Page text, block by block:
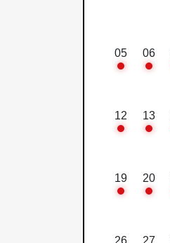
05 06
12 13
19 20
26 27